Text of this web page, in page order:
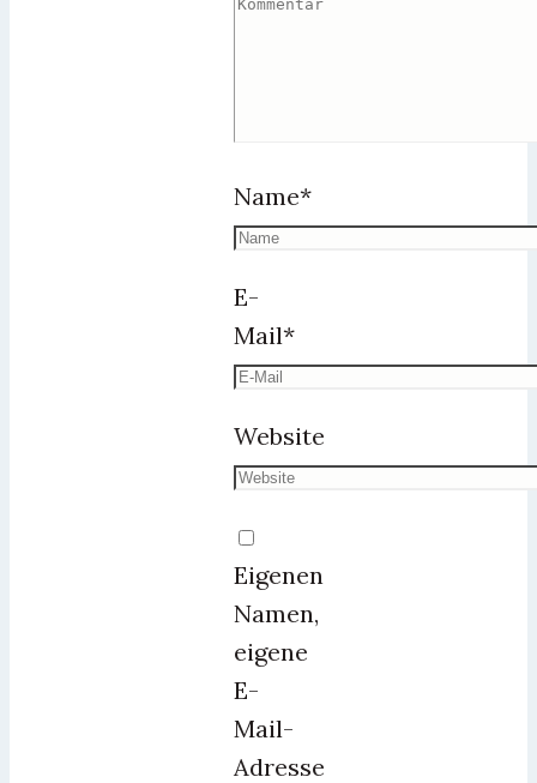
Name*
E-
Mail*
Website
Eigenen
Namen,
eigene
E-
Mail-
Adresse